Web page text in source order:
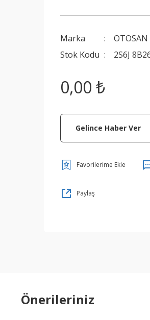
Marka
OTOSAN
Stok Kodu
2S6J
0,00 ₺
Gelince Haber Ver
Paylaş
Önerileriniz